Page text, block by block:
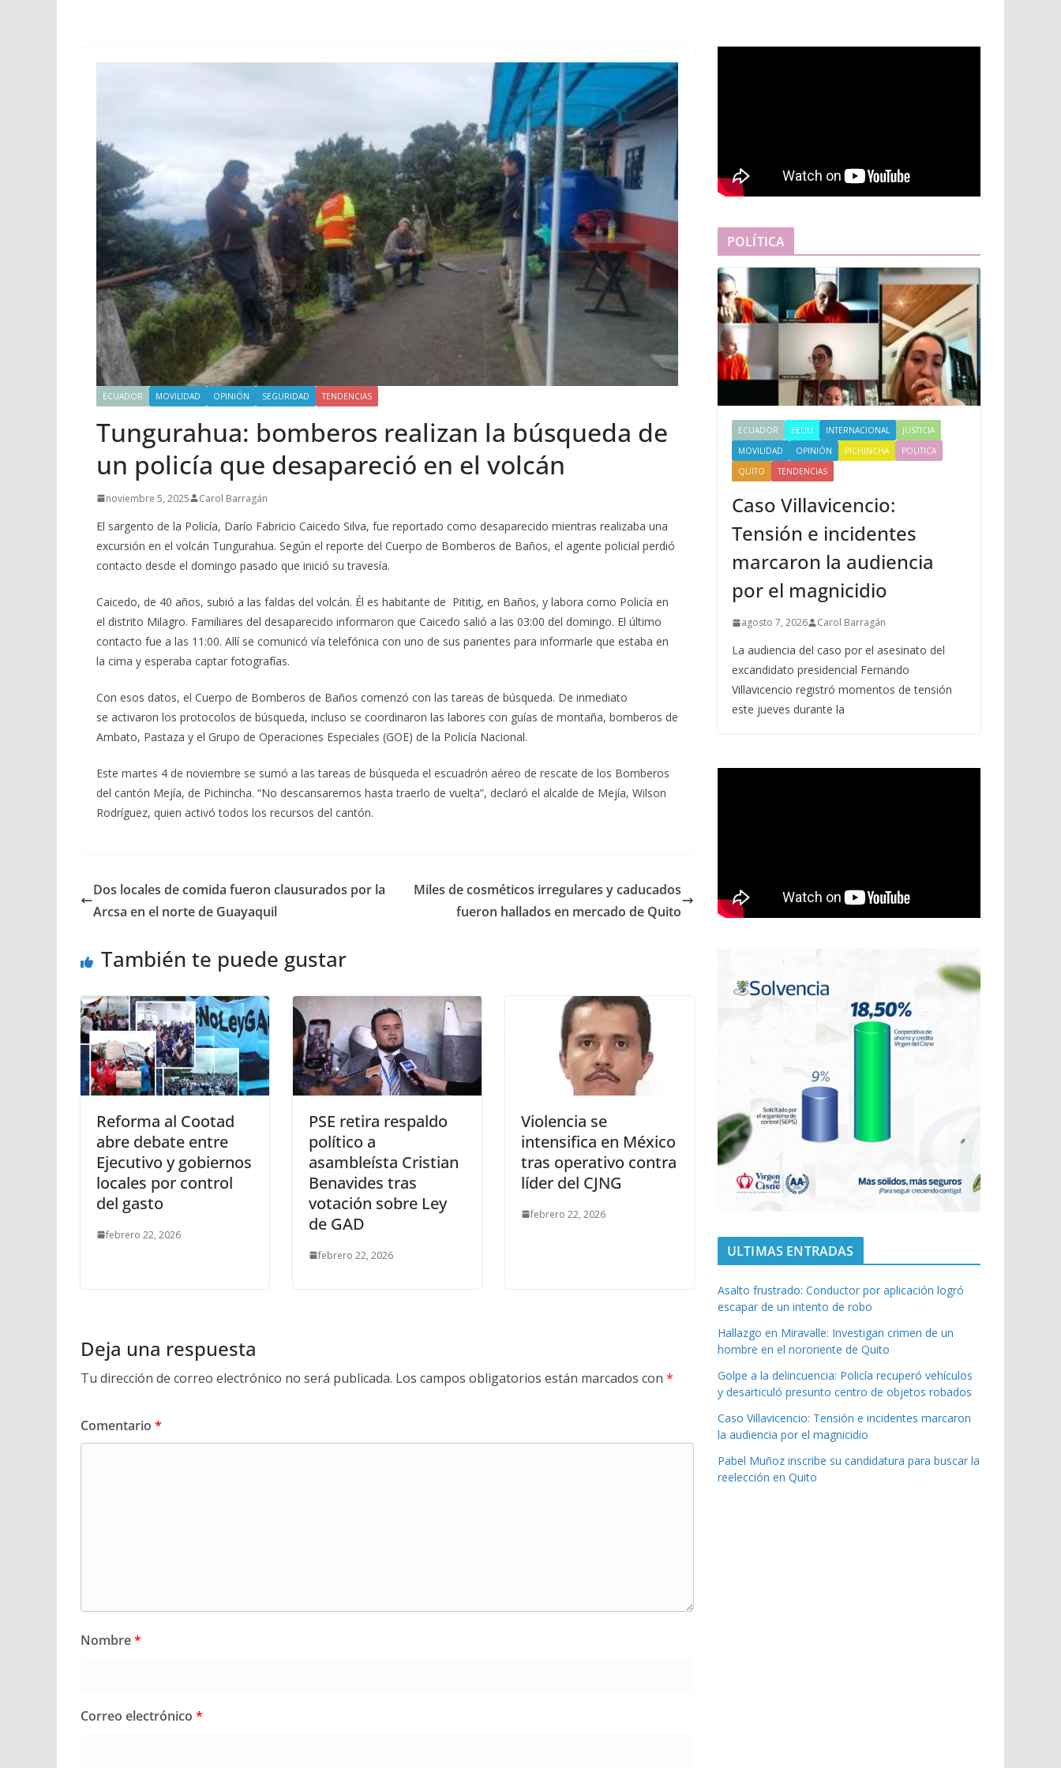
ECUADOR MOVILIDAD OPINIÓN SEGURIDAD TENDENCIAS
Tungurahua: bomberos realizan la búsqueda de
un policía que desapareció en el volcán
noviembre 5, 2025 Carol Barragán
El sargento de la Policía, Darío Fabricio Caicedo Silva, fue reportado como desaparecido mientras realizaba una
excursión en el volcán Tungurahua. Según el reporte del Cuerpo de Bomberos de Baños, el agente policial perdió
contacto desde el domingo pasado que inició su travesía.
Caicedo, de 40 años, subió a las faldas del volcán. Él es habitante de Pititig, en Baños, y labora como Policía en
el distrito Milagro. Familiares del desaparecido informaron que Caicedo salió a las 03:00 del domingo. El último
contacto fue a las 11:00. Allí se comunicó vía telefónica con uno de sus parientes para informarle que estaba en
la cima y esperaba captar fotografías.
Con esos datos, el Cuerpo de Bomberos de Baños comenzó con las tareas de búsqueda. De inmediato
se activaron los protocolos de búsqueda, incluso se coordinaron las labores con guías de montaña, bomberos de
Ambato, Pastaza y el Grupo de Operaciones Especiales (GOE) de la Policía Nacional.
Este martes 4 de noviembre se sumó a las tareas de búsqueda el escuadrón aéreo de rescate de los Bomberos
del cantón Mejía, de Pichincha. “No descansaremos hasta traerlo de vuelta”, declaró el alcalde de Mejía, Wilson
Rodríguez, quien activó todos los recursos del cantón.
Dos locales de comida fueron clausurados por la
Arcsa en el norte de Guayaquil
Miles de cosméticos irregulares y caducados
fueron hallados en mercado de Quito
También te puede gustar
Reforma al Cootad
abre debate entre
Ejecutivo y gobiernos
locales por control
del gasto
febrero 22, 2026
PSE retira respaldo
político a
asambleísta Cristian
Benavides tras
votación sobre Ley
de GAD
febrero 22, 2026
Violencia se
intensifica en México
tras operativo contra
líder del CJNG
febrero 22, 2026
Deja una respuesta
Tu dirección de correo electrónico no será publicada. Los campos obligatorios están marcados con *
Comentario *
Nombre*
Correo electrónico *
POLÍTICA
ECUADOR EEUU INTERNACIONAL
JUSTICIA
MOVILIDAD
OPINIÓN PICHINCHA
POLITICA
QUITO
TENDENCIAS
Caso Villavicencio:
Tensión e incidentes
marcaron la audiencia
por el magnicidio
agosto 7, 2026 Carol Barragán
La audiencia del caso por el asesinato del
excandidato presidencial Fernando
Villavicencio registró momentos de tensión
este jueves durante la
ULTIMAS ENTRADAS
Asalto frustrado: Conductor por aplicación logró
escapar de un intento de robo
Hallazgo en Miravalle: Investigan crimen de un
hombre en el nororiente de Quito
Golpe a la delincuencia: Policía recuperó vehículos
y desarticuló presunto centro de objetos robados
Caso Villavicencio: Tensión e incidentes marcaron
la audiencia por el magnicidio
Pabel Muñoz inscribe su candidatura para buscar la
reelección en Quito